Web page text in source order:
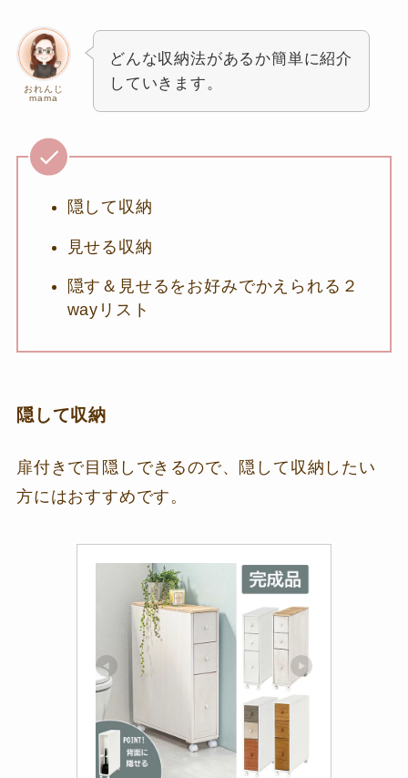
おれんじ
mama
どんな収納法があるか簡単に紹介
していきます。
隠して収納
見せる収納
隠す＆見せるをお好みでかえられる２
wayリスト
隠して収納
扉付きで目隠しできるので、隠して収納したい
方にはおすすめです。